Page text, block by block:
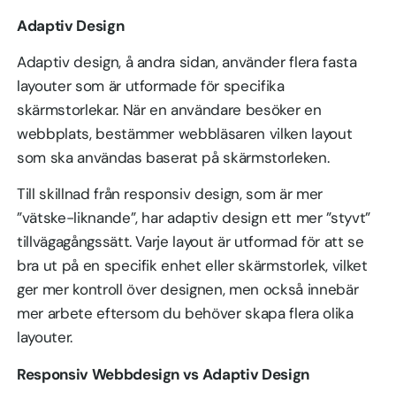
Adaptiv Design
Adaptiv design, å andra sidan, använder flera fasta
layouter som är utformade för specifika
skärmstorlekar. När en användare besöker en
webbplats, bestämmer webbläsaren vilken layout
som ska användas baserat på skärmstorleken.
Till skillnad från responsiv design, som är mer
”vätske-liknande”, har adaptiv design ett mer ”styvt”
tillvägagångssätt. Varje layout är utformad för att se
bra ut på en specifik enhet eller skärmstorlek, vilket
ger mer kontroll över designen, men också innebär
mer arbete eftersom du behöver skapa flera olika
layouter.
Responsiv Webbdesign vs Adaptiv Design